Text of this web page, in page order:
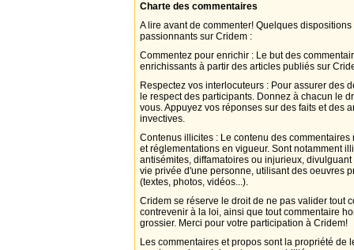
Charte des commentaires
A lire avant de commenter! Quelques
passionnants sur Cridem :
Commentez pour enrichir : Le but des
enrichissants à partir des articles publiés sur
Respectez vos interlocuteurs : Pour assurer des
le respect des participants. Donnez à chacun le
vous. Appuyez vos réponses sur des faits et des
invectives.
Contenus illicites : Le contenu des
et réglementations en vigueur. Sont notamment
antisémites, diffamatoires ou injurieux,
vie privée d'une personne, utilisant des oeuvres
(textes, photos, vidéos...).
Cridem se réserve le droit de ne pas valider tout
contrevenir à la loi, ainsi que tout commentaire
grossier. Merci pour votre participation à Cridem!
Les commentaires et propos sont la propriété de